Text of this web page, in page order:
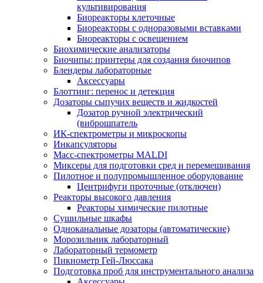
культивирования
Биореакторы клеточные
Биореакторы с одноразовыми вставками
Биореакторы с освещением
Биохимические анализаторы
Биочипы: принтеры для создания биочипов
Блендеры лабораторные
Аксессуары
Блоттинг: перенос и детекция
Дозаторы сыпучих веществ и жидкостей
Дозатор ручной электрический
(виброшпатель
ИК-спектрометры и микроскопы
Инкапсуляторы
Масс-спектрометры MALDI
Миксеры для подготовки сред и перемешивания
Пилотное и полупромышленное оборудование
Центрифуги проточные (отключен)
Реакторы высокого давления
Реакторы химические пилотные
Сушильные шкафы
Одноканальные дозаторы (автоматические)
Морозильник лабораторный
Лабораторный термометр
Пикнометр Гей-Люссака
Подготовка проб для инструментального анализа